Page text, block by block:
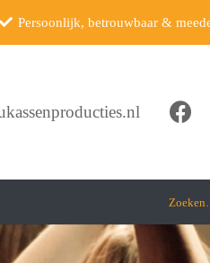
Persoonlijk, betrouwbaar &
Zoeken…